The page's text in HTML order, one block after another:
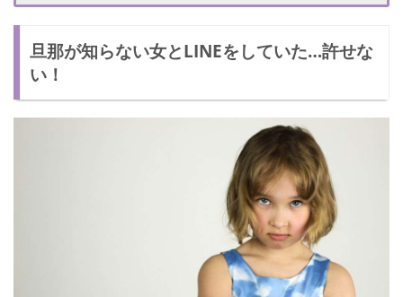
旦那が知らない女とLINEをしていた…許せな
い！